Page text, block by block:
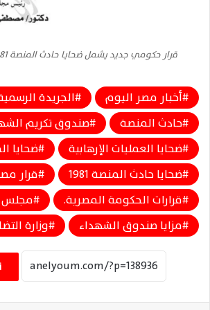
قرار حكومي جديد يشمل ضحايا حادث المنصة 1981 بمزايا الصندوق
أخبار مصر اليوم الجريدة
حادث المنصة
صندوق تكريم
ضحايا العمليات الإرهابية
ضحايا
ضحايا حادث المنصة 1981
قرار
قرارات الحكومة المصرية.
مجلس
مزايا صندوق الشهداء
وزارة